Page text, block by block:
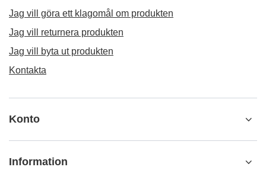
Jag vill göra ett klagomål om produkten
Jag vill returnera produkten
Jag vill byta ut produkten
Kontakta
Konto
Information